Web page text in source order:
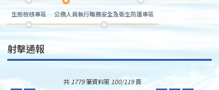
生態檢核專區 公務人員執行職務安全及衛生防護專區
射擊通報
共 1779筆資料第 100/119頁